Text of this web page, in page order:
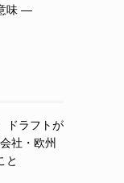
味 ―
ドラフトが
社・欧州
と